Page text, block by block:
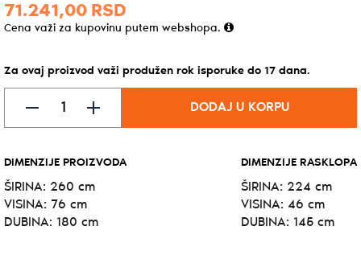
71.241,00 RSD
Cena važi za kupovinu putem webshopa.
Za ovaj proizvod važi produžen rok isporuke do 17 dana.
DODAJ U KORPU
DIMENZIJE PROIZVODA
ŠIRINA: 260 cm
VISINA: 76 cm
DUBINA: 180 cm
DIMENZIJE RASKLOPA
ŠIRINA: 224 cm
VISINA: 46 cm
DUBINA: 145 cm